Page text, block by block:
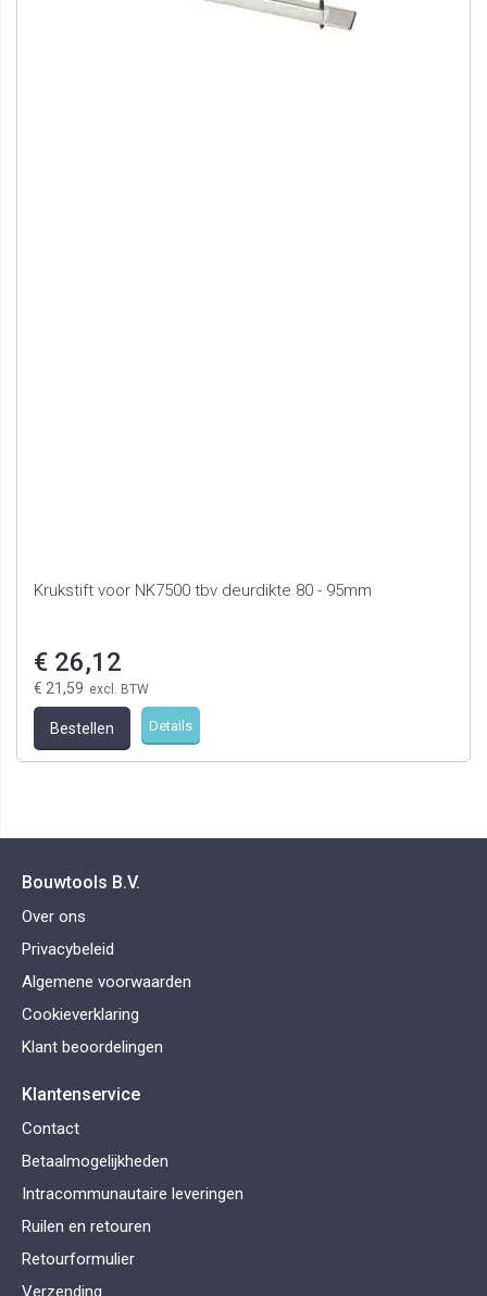
Krukstift voor NK7500 tbv deurdikte 80 - 95mm
€ 26,12
€ 21,59
Bestellen Details
Bouwtools B.V.
Over ons
Privacybeleid
Algemene voorwaarden
Cookieverklaring
Klant beoordelingen
Klantenservice
Contact
Betaalmogelijkheden
Intracommunautaire leveringen
Ruilen en retouren
Retourformulier
Verzending